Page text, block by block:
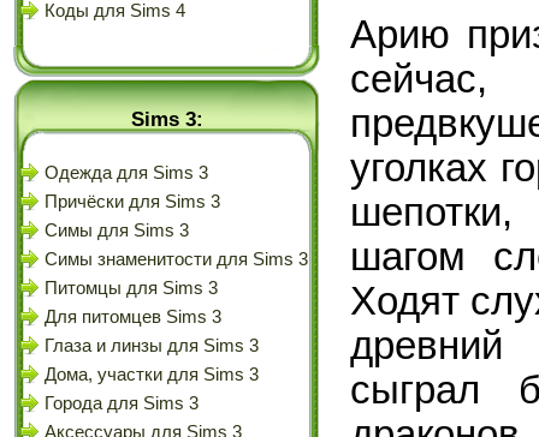
Коды для Sims 4
Sims 3:
Одежда для Sims 3
Причёски для Sims 3
Симы для Sims 3
Симы знаменитости для Sims 3
Питомцы для Sims 3
Для питомцев Sims 3
Глаза и линзы для Sims 3
Дома, участки для Sims 3
Города для Sims 3
Аксессуары для Sims 3
Арию
сейчас,
уголках
шагом
Ходят
сыграл